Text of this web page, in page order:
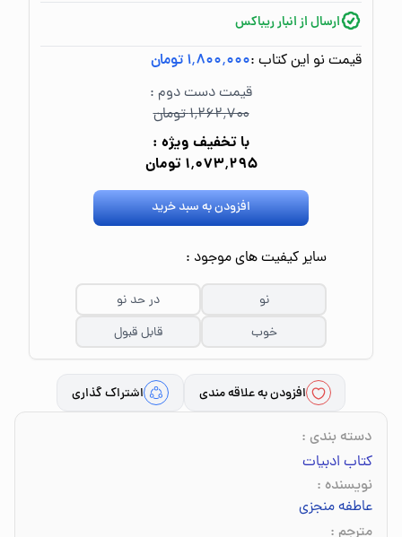
ارسال از انبار ریباکس
قیمت نو این کتاب :۱٬۸۰۰٬۰۰۰ تومان
قیمت دست دوم :
۱٬۲۶۲٬۷۰۰ تومان
با تخفیف ویژه :
۱٬۰۷۳٬۲۹۵ تومان
افزودن به سبد خرید
سایر کیفیت های موجود :
نو
در حد نو
خوب
قابل قبول
افزودن به علاقه مندی اشتراک گذاری
دسته بندی :
کتاب ادبیات
نویسنده :
عاطفه منجزی
مترجم :